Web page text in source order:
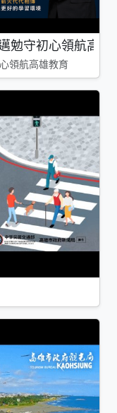
勉守初心領航高雄
領航高雄教育